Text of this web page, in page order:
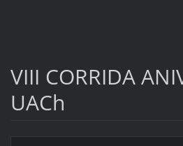
VIII CORRIDA
UACh